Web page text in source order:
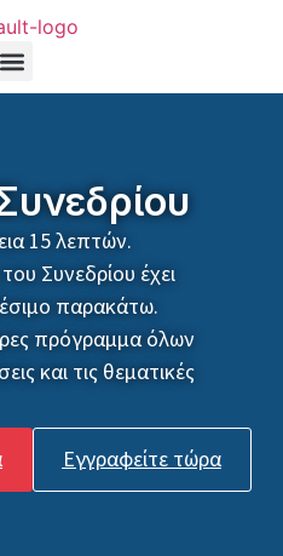
15 λεπτών.
Συνεδρίου έχει
παρακάτω.
πρόγραμμα όλων
και τις θεματικές
Εγγραφείτε τώρα